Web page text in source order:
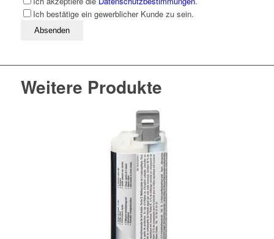
Ich bestätige ein gewerblicher Kunde zu sein.
Bitte lassen Sie dieses Feld leer
Weitere Produkte